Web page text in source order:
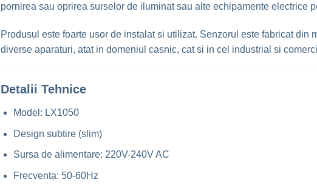
pornirea sau oprirea surselor de iluminat sau alte echipamente electrice
Produsul este foarte usor de instalat si utilizat. Senzorul este fabricat
diverse aparaturi, atat in domeniul casnic, cat si in cel industrial si
Detalii Tehnice
Model: LX1050
Design subtire (slim)
Sursa de alimentare: 220V-240V AC
Frecventa: 50-60Hz